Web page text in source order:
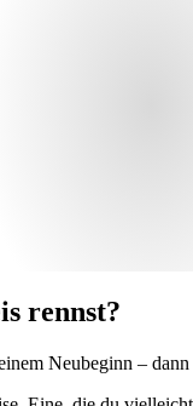
rennst?
Neubeginn –